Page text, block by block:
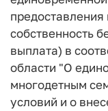
предоставления
собственность
выплата) в
области "О
многодетным
условий и о